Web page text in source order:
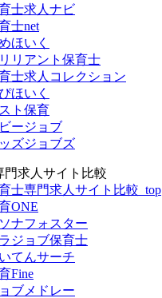
士求人ナビ
士net
ほいく
リアント保育士
士求人コレクション
ほいく
ト保育
ージョブ
ズジョブズ
門求人サイト比較
士専門求人サイト比較_top
ONE
ナフォスター
ジョブ保育士
てんサーチ
Fine
ブメドレー